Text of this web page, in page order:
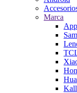
Marca